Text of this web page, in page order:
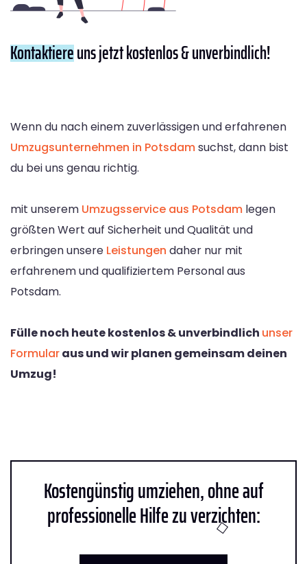
Kontaktiereuns jetzt kostenlos & unverbindlich!
Wenn du nach einem zuverlässigen und erfahrenen
Umzugsunternehmen in Potsdamsuchst, dann bist
du bei uns genau richtig.
mit unserem Umzugsservice aus Potsdam legen
größten Wert auf Sicherheit und Qualität und
erbringen unsere Leistungen daher nur mit
erfahrenem und qualifiziertem Personal aus
Potsdam.
Fülle noch heute kostenlos & unverbindlich unser
Formularaus und wir planen gemeinsam deinen
Umzug!
Kostengünstig umziehen, ohne auf
professionelle Hilfe zu verzichten: